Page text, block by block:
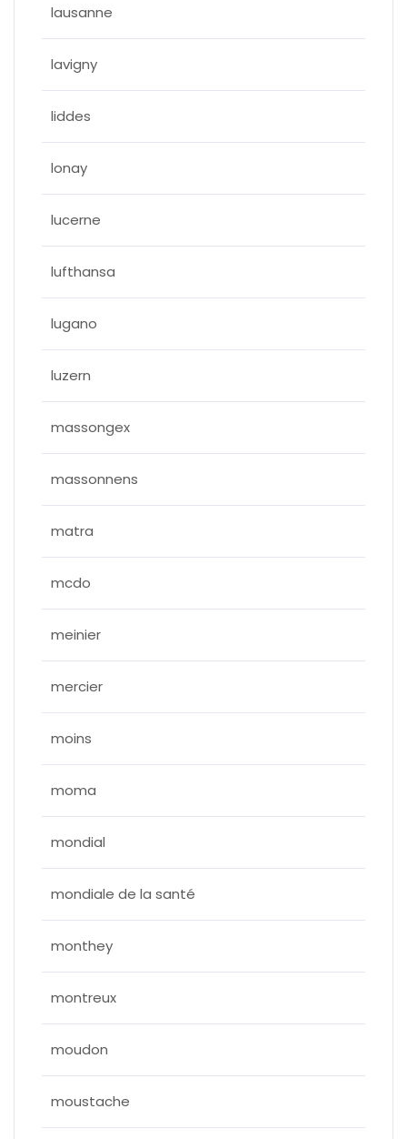
lausanne
lavigny
liddes
lonay
lucerne
lufthansa
lugano
luzern
massongex
massonnens
matra
mcdo
meinier
mercier
moins
moma
mondial
mondiale de la santé
monthey
montreux
moudon
moustache